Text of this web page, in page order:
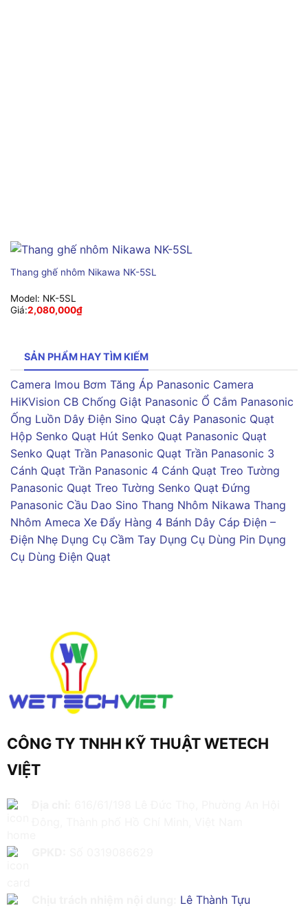
Thang ghế nhôm Nikawa NK-5SL
Model: NK-5SL
Giá:2,080,000₫
SẢN PHẨM HAY TÌM KIẾM
Camera Imou Bơm Tăng Áp Panasonic Camera
HiKVision CB Chống Giật Panasonic Ổ Cắm Panasonic
Ống Luồn Dây Điện Sino Quạt Cây Panasonic Quạt
Hộp Senko Quạt Hút Senko Quạt Panasonic Quạt
Senko Quạt Trần Panasonic Quạt Trần Panasonic 3
Cánh Quạt Trần Panasonic 4 Cánh Quạt Treo Tường
Panasonic Quạt Treo Tường Senko Quạt Đứng
Panasonic Cầu Dao Sino Thang Nhôm Nikawa Thang
Nhôm Ameca Xe Đẩy Hàng 4 Bánh Dây Cáp Điện –
Điện Nhẹ Dụng Cụ Cầm Tay Dụng Cụ Dùng Pin Dụng
Cụ Dùng Điện Quạt
CÔNG TY TNHH KỸ THUẬT WETECH
VIỆT
Lê Thành Tựu